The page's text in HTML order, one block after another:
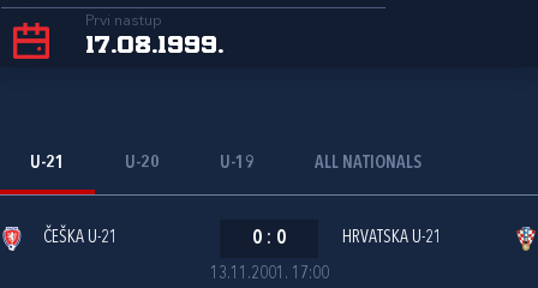
Prvi nastup
17.08.1999.
U-21 U-20 U-19 ALL NATIONALS
13.11.2001. 17:00
ČEŠKA U-21 0 : 0 HRVATSKA U-21